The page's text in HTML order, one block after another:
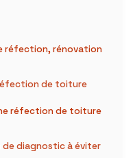
réfection, rénovation
de toiture
réfection de toiture
de diagnostic à éviter